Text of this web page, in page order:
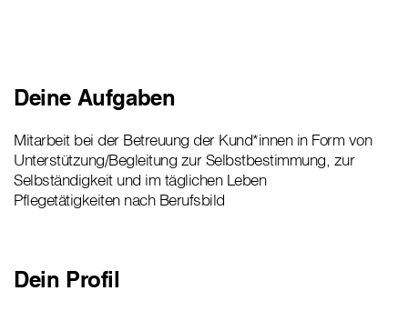
Deine Aufgaben
Mitarbeit bei der Betreuung der Kund*innen in Form von
Unterstützung/Begleitung zur Selbstbestimmung, zur
Selbständigkeit und im täglichen Leben
Pflegetätigkeiten nach Berufsbild
Dein Profil